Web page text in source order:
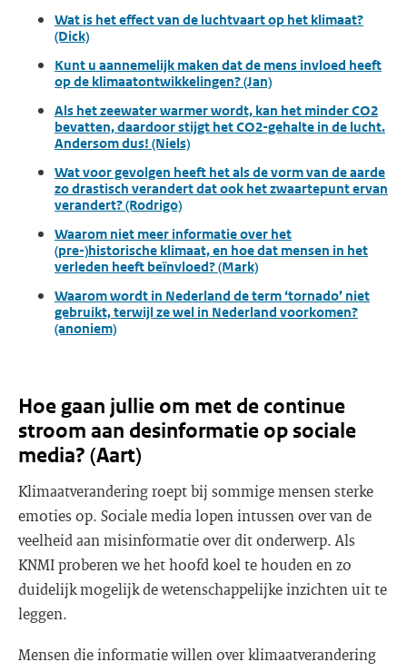
Wat is het effect van de luchtvaart op het klimaat?
(Dick)
Kunt u aannemelijk maken dat de mens invloed heeft
op de klimaatontwikkelingen? (Jan)
Als het zeewater warmer wordt, kan het minder CO2
bevatten, daardoor stijgt het CO2-gehalte in de lucht.
Andersom dus! (Niels)
Wat voor gevolgen heeft het als de vorm van de aarde
zo drastisch verandert dat ook het zwaartepunt ervan
verandert? (Rodrigo)
Waarom niet meer informatie over het
(pre-)historische klimaat, en hoe dat mensen in het
verleden heeft beïnvloed? (Mark)
Waarom wordt in Nederland de term ‘tornado’ niet
gebruikt, terwijl ze wel in Nederland voorkomen?
(anoniem)
Hoe gaan jullie om met de continue
stroom aan desinformatie op sociale
media? (Aart)
Klimaatverandering roept bij sommige mensen sterke
emoties op. Sociale media lopen intussen over van de
veelheid aan misinformatie over dit onderwerp. Als
KNMI proberen we het hoofd koel te houden en zo
duidelijk mogelijk de wetenschappelijke inzichten uit te
leggen.
Mensen die informatie willen over klimaatverandering